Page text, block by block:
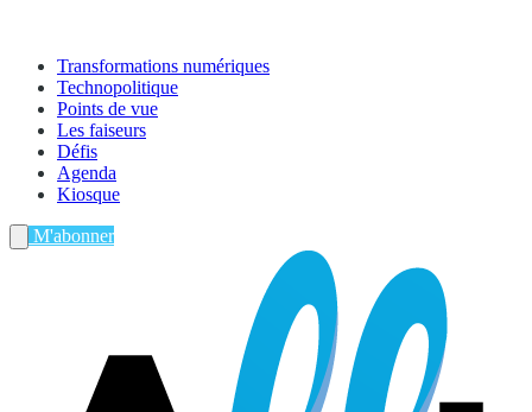
Transformations numériques
Technopolitique
Points de vue
Les faiseurs
Défis
Agenda
Kiosque
M'abonner